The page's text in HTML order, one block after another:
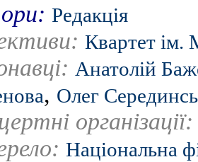
Редакція
Квартет ім.
Анатолій
, Олег
Національна